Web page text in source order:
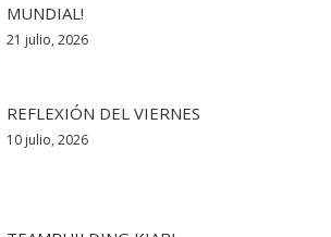
MUNDIAL!
21 julio, 2026
REFLEXIÓN DEL VIERNES
10 julio, 2026